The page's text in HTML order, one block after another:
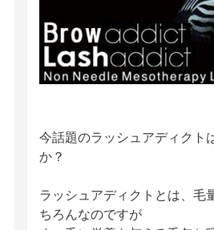
今話題のラッシュアディクト
か？
ラッシュアディクトとは、毛
ちろんなのですが